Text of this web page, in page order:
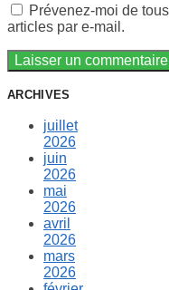
Prévenez-moi de
articles par e-mail.
ARCHIVES
juillet
2026
juin
2026
mai
2026
avril
2026
mars
2026